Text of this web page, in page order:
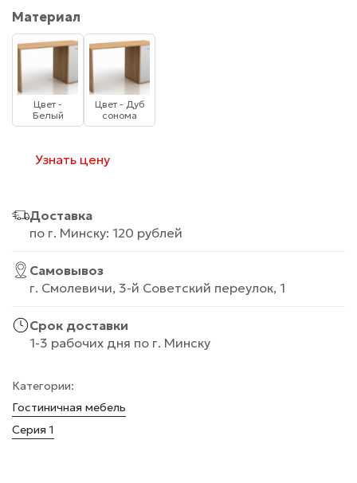
Материал
Цвет -
Белый
Цвет - Дуб
сонома
Узнать цену
Доставка
по г. Минску: 120 рублей
Самовывоз
г. Смолевичи, 3-й Советский переулок, 1
Срок доставки
1-3 рабочих дня по г. Минску
Категории:
Гостиничная мебель
Серия 1